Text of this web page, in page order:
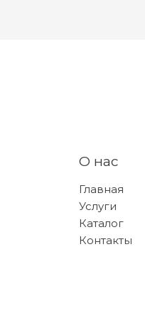
О нас
Главная
Услуги
Каталог
Контакты